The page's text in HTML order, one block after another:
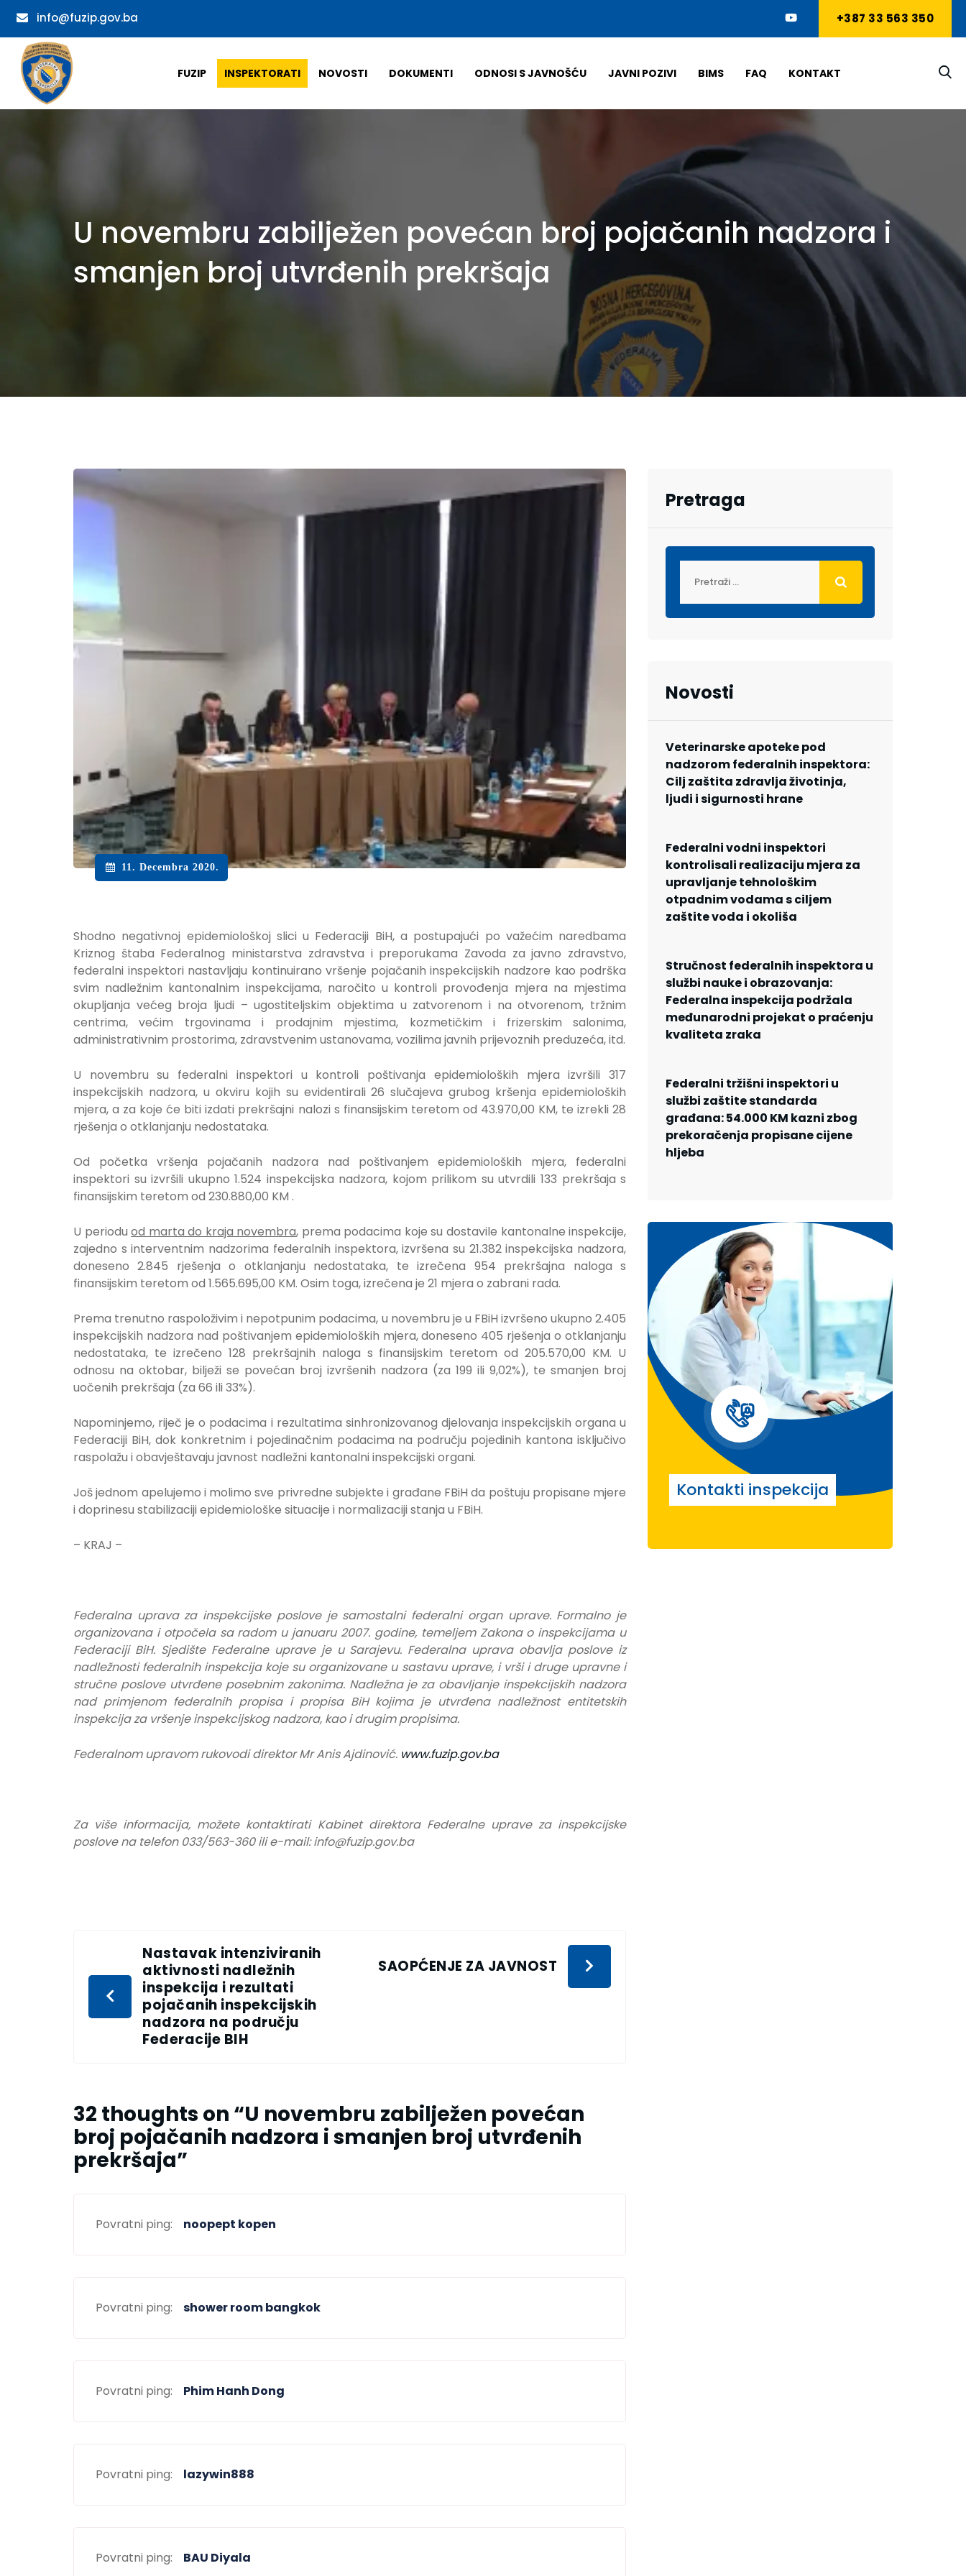
info@fuzip.gov.ba +387 33 563 350
FUZIP INSPEKTORATI NOVOSTI DOKUMENTI ODNOSI S JAVNOŠĆU JAVNI POZIVI BIMS FAQ KONTAKT
U novembru zabilježen povećan broj pojačanih nadzora i
smanjen broj utvrđenih prekršaja
11. Decembra 2020.
Shodno negativnoj epidemiološkoj slici u Federaciji BiH, a postupajući po važećim naredbama
Kriznog štaba Federalnog ministarstva zdravstva i preporukama Zavoda za javno zdravstvo,
federalni inspektori nastavljaju kontinuirano vršenje pojačanih inspekcijskih nadzore kao podrška
svim nadležnim kantonalnim inspekcijama, naročito u kontroli provođenja mjera na mjestima
okupljanja većeg broja ljudi – ugostiteljskim objektima u zatvorenom i na otvorenom, tržnim
centrima, većim trgovinama i prodajnim mjestima, kozmetičkim i frizerskim salonima,
administrativnim prostorima, zdravstvenim ustanovama, vozilima javnih prijevoznih preduzeća, itd.
U novembru su federalni inspektori u kontroli poštivanja epidemioloških mjera izvršili 317
inspekcijskih nadzora, u okviru kojih su evidentirali 26 slučajeva grubog kršenja epidemioloških
mjera, a za koje će biti izdati prekršajni nalozi s finansijskim teretom od 43.970,00 KM, te izrekli 28
rješenja o otklanjanju nedostataka.
Od početka vršenja pojačanih nadzora nad poštivanjem epidemioloških mjera, federalni
inspektori su izvršili ukupno 1.524 inspekcijska nadzora, kojom prilikom su utvrdili 133 prekršaja s
finansijskim teretom od 230.880,00 KM .
U perioduod marta do kraja novembra, prema podacima koje su dostavile kantonalne inspekcije,
zajedno s interventnim nadzorima federalnih inspektora, izvršena su 21.382 inspekcijska nadzora,
doneseno 2.845 rješenja o otklanjanju nedostataka, te izrečena 954 prekršajna naloga s
finansijskim teretom od 1.565.695,00 KM. Osim toga, izrečena je 21 mjera o zabrani rada.
Prema trenutno raspoloživim i nepotpunim podacima, u novembru je u FBiH izvršeno ukupno 2.405
inspekcijskih nadzora nad poštivanjem epidemioloških mjera, doneseno 405 rješenja o otklanjanju
nedostataka, te izrečeno 128 prekršajnih naloga s finansijskim teretom od 205.570,00 KM. U
odnosu na oktobar, bilježi se povećan broj izvršenih nadzora (za 199 ili 9,02%), te smanjen broj
uočenih prekršaja (za 66 ili 33%).
Napominjemo, riječ je o podacima i rezultatima sinhronizovanog djelovanja inspekcijskih organa u
Federaciji BiH, dok konkretnim i pojedinačnim podacima na području pojedinih kantona isključivo
raspolažu i obavještavaju javnost nadležni kantonalni inspekcijski organi.
Još jednom apelujemo i molimo sve privredne subjekte i građane FBiH da poštuju propisane mjere
i doprinesu stabilizaciji epidemiološke situacije i normalizaciji stanja u FBiH.
– KRAJ –
Federalna uprava za inspekcijske poslove je samostalni federalni organ uprave. Formalno je
organizovana i otpočela sa radom u januaru 2007. godine, temeljem Zakona o inspekcijama u
Federaciji BiH. Sjedište Federalne uprave je u Sarajevu. Federalna uprava obavlja poslove iz
nadležnosti federalnih inspekcija koje su organizovane u sastavu uprave, i vrši i druge upravne i
stručne poslove utvrđene posebnim zakonima. Nadležna je za obavljanje inspekcijskih nadzora
nad primjenom federalnih propisa i propisa BiH kojima je utvrđena nadležnost entitetskih
inspekcija za vršenje inspekcijskog nadzora, kao i drugim propisima.
Federalnom upravom rukovodi direktor Mr Anis Ajdinović. www.fuzip.gov.ba
Za više informacija, možete kontaktirati Kabinet direktora Federalne uprave za inspekcijske
poslove na telefon 033/563-360 ili e-mail: info@fuzip.gov.ba
Nastavak intenziviranih
aktivnosti nadležnih
inspekcija i rezultati
pojačanih inspekcijskih
nadzora na području
Federacije BIH
SAOPĆENJE ZA JAVNOST
32 thoughts on “U novembru zabilježen povećan
broj pojačanih nadzora i smanjen broj utvrđenih
prekršaja”
Povratni ping: noopept kopen
Povratni ping: shower room bangkok
Povratni ping: Phim Hanh Dong
Povratni ping: lazywin888
Povratni ping: BAU Diyala
Pretraga
Novosti
Veterinarske apoteke pod
nadzorom federalnih inspektora:
Cilj zaštita zdravlja životinja,
ljudi i sigurnosti hrane
Federalni vodni inspektori
kontrolisali realizaciju mjera za
upravljanje tehnološkim
otpadnim vodama s ciljem
zaštite voda i okoliša
Stručnost federalnih inspektora u
službi nauke i obrazovanja:
Federalna inspekcija podržala
međunarodni projekat o praćenju
kvaliteta zraka
Federalni tržišni inspektori u
službi zaštite standarda
građana: 54.000 KM kazni zbog
prekoračenja propisane cijene
hljeba
Kontakti inspekcija